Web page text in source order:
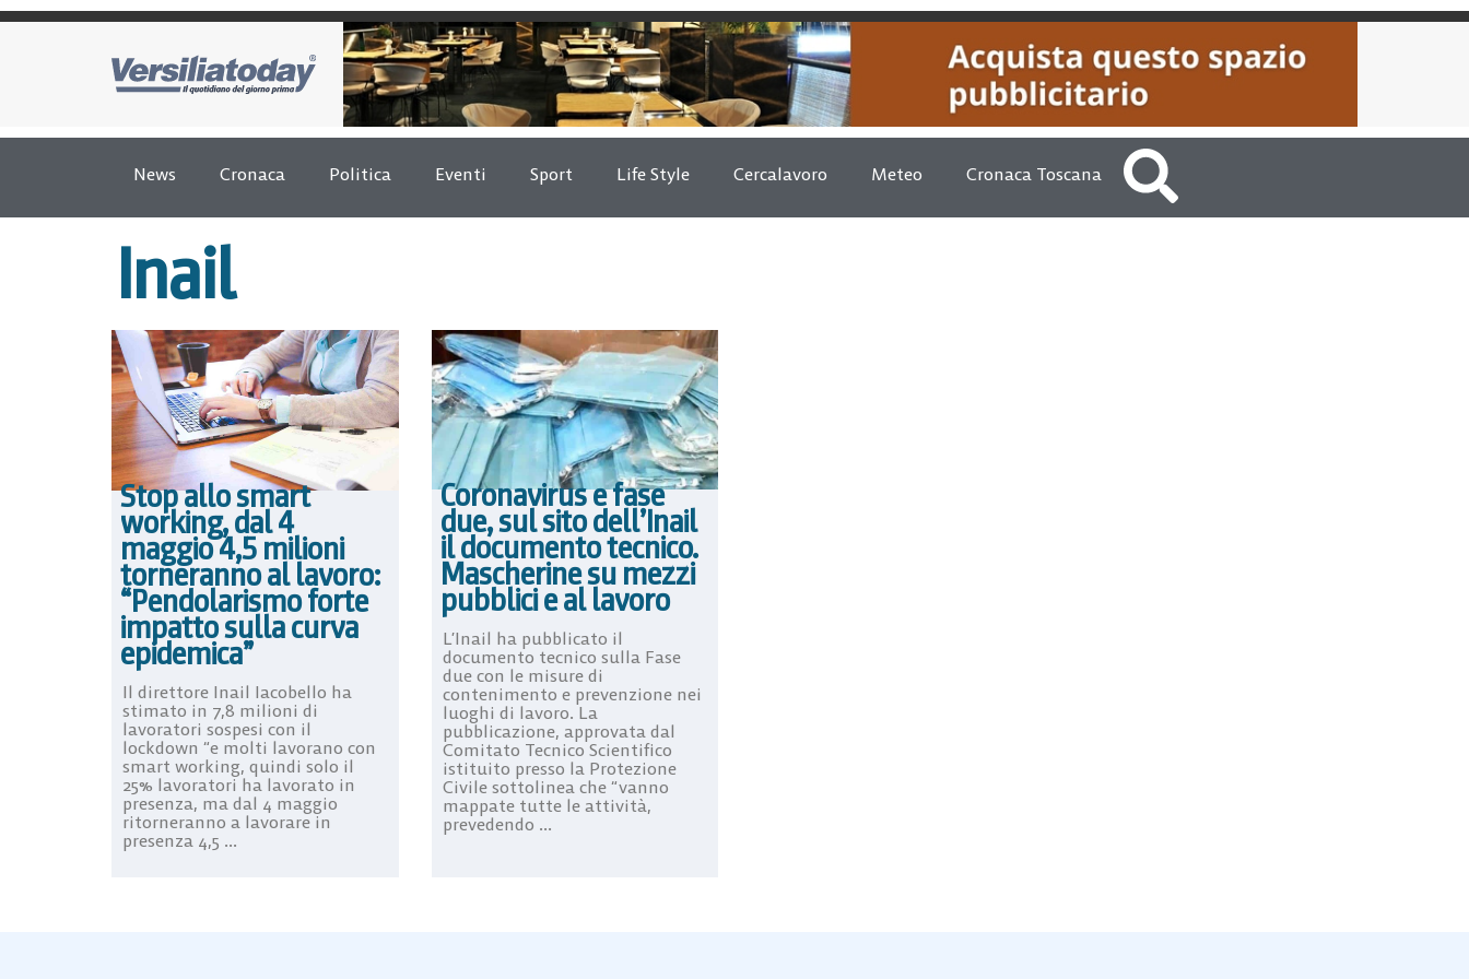
News Cronaca Politica Eventi Sport Life Style Cercalavoro Meteo Cronaca Toscana
Inail
Stop allo smart
working, dal 4
maggio 4,5 milioni
torneranno al lavoro:
“Pendolarismo forte
impatto sulla curva
epidemica”
Il direttore Inail Iacobello ha
stimato in 7,8 milioni di
lavoratori sospesi con il
lockdown “e molti lavorano con
smart working, quindi solo il
25% lavoratori ha lavorato in
presenza, ma dal 4 maggio
ritorneranno a lavorare in
presenza 4,5 ...
Coronavirus e fase
due, sul sito dell’Inail
il documento tecnico.
Mascherine su mezzi
pubblici e al lavoro
L’Inail ha pubblicato il
documento tecnico sulla Fase
due con le misure di
contenimento e prevenzione nei
luoghi di lavoro. La
pubblicazione, approvata dal
Comitato Tecnico Scientifico
istituito presso la Protezione
Civile sottolinea che “vanno
mappate tutte le attività,
prevedendo ...